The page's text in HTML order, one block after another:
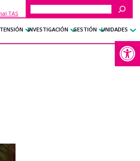
TAS
Buscar
INVESTIGACIÓN GESTIÓN UNIDADES